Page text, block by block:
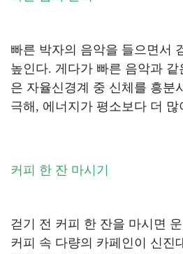
빠른 박자의 음악을 들으면서
높인다. 게다가 빠른 음악과
은 자율신경계 중 신체를 흥분
극해, 에너지가 평소보다 더
커피 한 잔 마시기
걷기 전 커피 한 잔을 마시면
커피 속 다량의 카페인이 신진